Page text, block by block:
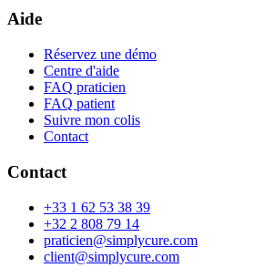
Aide
Réservez une démo
Centre d'aide
FAQ praticien
FAQ patient
Suivre mon colis
Contact
Contact
+33 1 62 53 38 39
+32 2 808 79 14
praticien@simplycure.com
client@simplycure.com